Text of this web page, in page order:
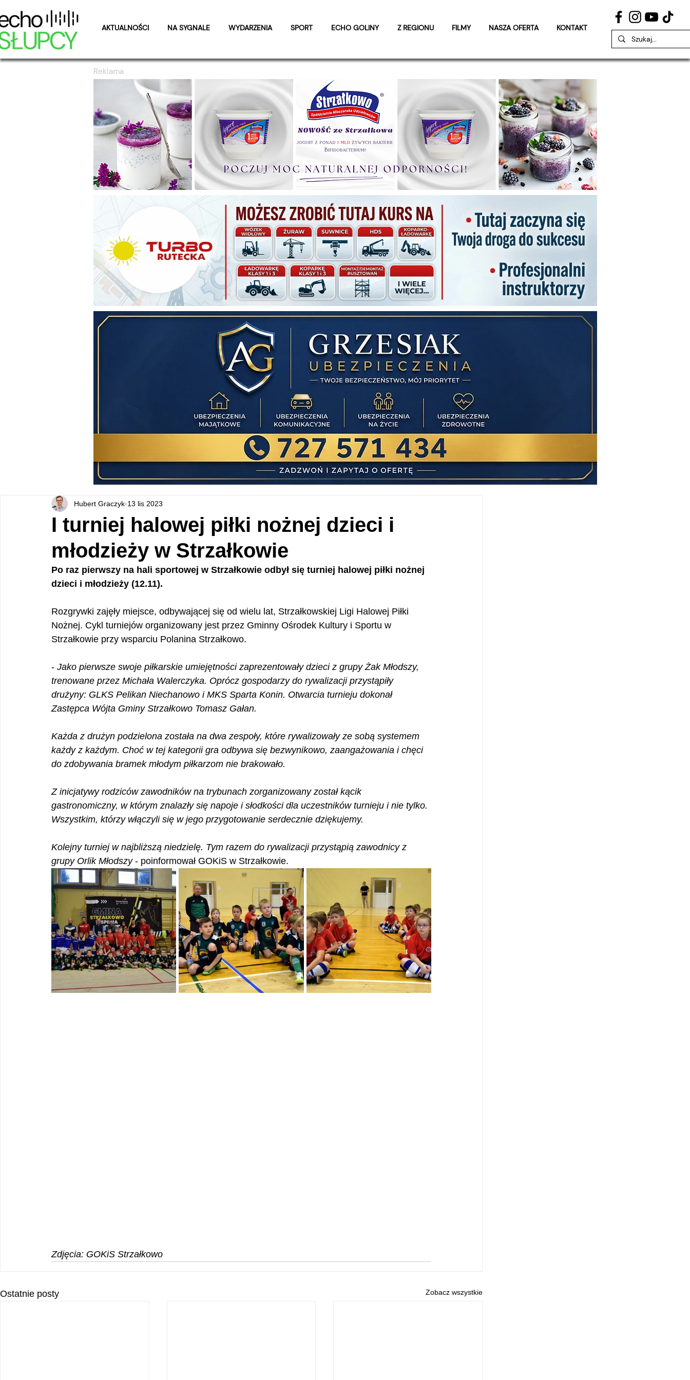
AKTUALNOŚCI NA SYGNALE WYDARZENIA SPORT ECHO GOLINY Z REGIONU FILMY NASZA OFERTA KONTAKT
Reklama
I turniej halowej piłki nożnej dzieci i
młodzieży w Strzałkowie
Hubert Graczyk 13 lis 2023
Po raz pierwszy na hali sportowej w Strzałkowie odbył się turniej halowej piłki nożnej
dzieci i młodzieży (12.11).
Rozgrywki zajęły miejsce, odbywającej się od wielu lat, Strzałkowskiej Ligi Halowej Piłki
Nożnej. Cykl turniejów organizowany jest przez Gminny Ośrodek Kultury i Sportu w
Strzałkowie przy wsparciu Polanina Strzałkowo.
- Jako pierwsze swoje piłkarskie umiejętności zaprezentowały dzieci z grupy Żak Młodszy,
trenowane przez Michała Walerczyka. Oprócz gospodarzy do rywalizacji przystąpiły
drużyny: GLKS Pelikan Niechanowo i MKS Sparta Konin. Otwarcia turnieju dokonał
Zastępca Wójta Gminy Strzałkowo Tomasz Gałan.
Każda z drużyn podzielona została na dwa zespoły, które rywalizowały ze sobą systemem
każdy z każdym. Choć w tej kategorii gra odbywa się bezwynikowo, zaangażowania i chęci
do zdobywania bramek młodym piłkarzom nie brakowało.
Z inicjatywy rodziców zawodników na trybunach zorganizowany został kącik
gastronomiczny, w którym znalazły się napoje i słodkości dla uczestników turnieju i nie tylko.
Wszystkim, którzy włączyli się w jego przygotowanie serdecznie dziękujemy.
Kolejny turniej w najbliższą niedzielę. Tym razem do rywalizacji przystąpią zawodnicy z
grupy Orlik Młodszy - poinformował GOKiS w Strzałkowie.
Zdjęcia: GOKiS Strzałkowo
Ostatnie posty Zobacz wszystkie